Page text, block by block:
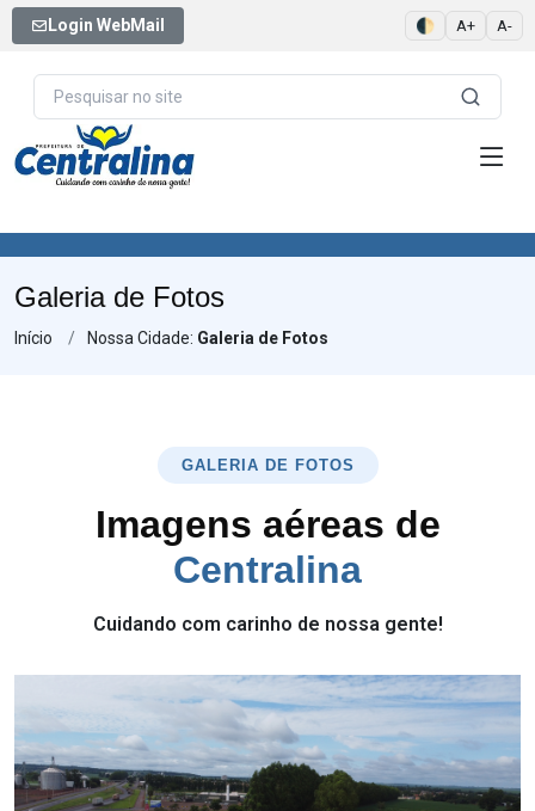
Login WebMail 🌓 A+ A-
Galeria de Fotos
Início Nossa Cidade: Galeria de Fotos
GALERIA DE FOTOS
Imagens aéreas de
Centralina
Cuidando com carinho de nossa gente!